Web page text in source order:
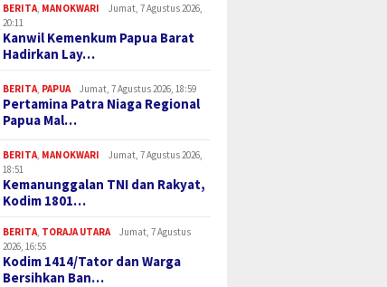
BERITA MANOKWARI
Jumat, 7 Agustus 2026,
20:11
Kanwil Kemenkum Papua Barat
Hadirkan Lay…
BERITA PAPUA Jumat, 7 Agustus 2026, 18:59
Pertamina Patra Niaga Regional
Papua Mal…
BERITA MANOKWARI
Jumat, 7 Agustus 2026,
18:51
Kemanunggalan TNI dan Rakyat,
Kodim 1801…
BERITA TORAJA UTARA
Jumat, 7 Agustus
2026, 16:55
Kodim 1414/Tator dan Warga
Bersihkan Ban…